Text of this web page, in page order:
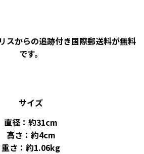
スからの追跡付き国際郵送料が無料
です。
サイズ
直径：約31cm
高さ：約4cm
重さ：約1.06kg